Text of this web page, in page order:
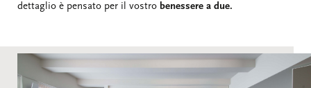
dettaglio è pensato per il vostro benessere a due.